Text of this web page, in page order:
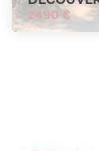
2490 €